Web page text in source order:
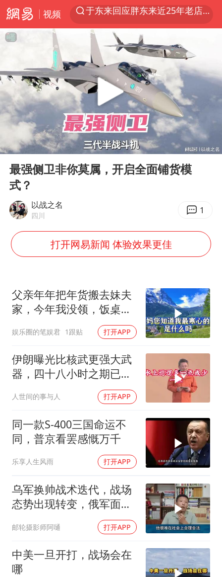
视频
上半年我国经营主体结构持续优化
《披荆斩棘2026》阵容官宣
陈幸同2比4张本美和 国乒双线丢冠
白海豚北上或致京津冀暴雨
美将每月供乌爱国者拦截导弹
新疆一婚礼线上邀请引热议
《龙餐馆》 冲奖
上门女婿出轨女邻居多年被判重婚罪
构建更高水平的全民健身公共服务体系
云南一男子胃中取出180颗铁钉
以军士兵把枪口对准中国记者
全球最大级别运输船通过长江大桥
奋力开创中国式现代化建设新局面
Play
00:00 05:38
最强侧卫非你莫属，开启全面铺货模
式？
以战之名
四川 1
打开网易新闻 体验效果更佳
父亲年年把年货搬去妹夫
家，今年我没领，饭桌上
儿子一句话全家沉默
娱乐圈的笔娱君 1跟贴 打开APP
伊朗曝光比核武更强大武
器，四十八小时之期已
人世间的事与人 打开APP
同一款S-400三国命运不
同，普京看罢感慨万千
乐享人生风雨 打开APP
乌军换帅战术迭代，战场
态势出现转变，俄军面临
邮轮摄影师阿嗵 打开APP
中美一旦开打，战场会在
哪